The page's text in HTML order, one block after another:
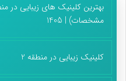
مشخصات) | 1405
کلینیک زیبایی در منطقه 2